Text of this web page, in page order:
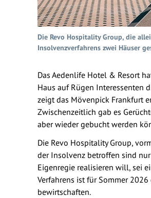
Die Revo Hospitality Group, die
Insolvenzverfahrens zwei Häuser
Das Aedenlife Hotel & Resort
Haus auf Rügen Interessenten
zeigt das Mövenpick Frankfurt
Zwischenzeitlich gab es
aber wieder gebucht werden
Die Revo Hospitality Group,
der Insolvenz betroffen sind
Eigenregie realisieren will, sei
Verfahrens ist für Sommer
bewirtschaften.